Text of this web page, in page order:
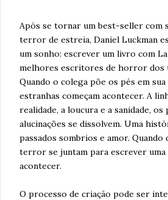
Após se tornar um best-seller com
terror de estreia, Daniel Luckman
um sonho: escrever um livro com
melhores escritores de horror dos
Quando o colega põe os pés em sua
estranhas começam acontecer. A
realidade, a loucura e a sanidade, os
alucinações se dissolvem. Uma
passados sombrios e amor.
terror se juntam para escrever
acontecer.
O processo de criação pode ser